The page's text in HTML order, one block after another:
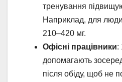
тренування
Наприклад, для
210–420 мг.
Офісні працівники:
допомагають
після обіду, щоб не